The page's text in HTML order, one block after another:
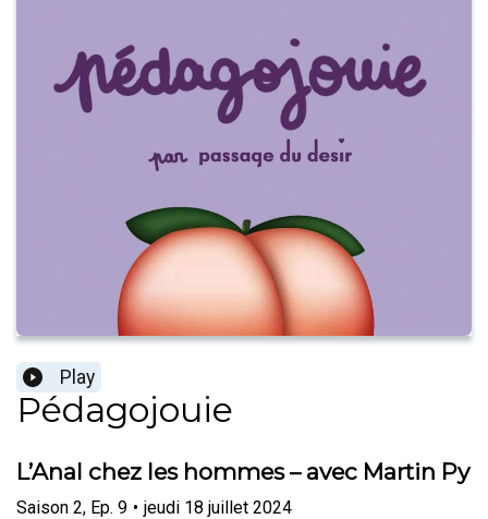
Play
Pédagojouie
L’Anal chez les hommes – avec Martin Py
Saison 2, Ep. 9 • jeudi 18 juillet 2024